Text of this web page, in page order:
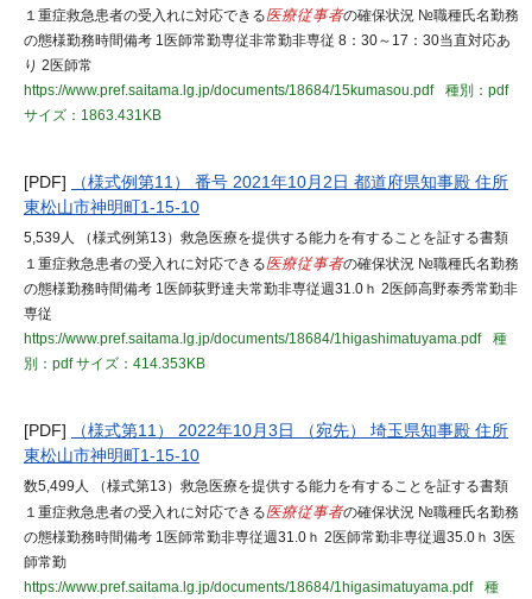
１重症救急患者の受入れに対応できる医療従事者の確保状況 №職種氏名勤務
の態様勤務時間備考 1医師常勤専従非常勤非専従 8：30～17：30当直対応あ
り 2医師常
https://www.pref.saitama.lg.jp/documents/18684/15kumasou.pdf
種別：pdf
サイズ：1863.431KB
[PDF]
（様式例第11） 番号 2021年10月2日 都道府県知事殿 住所
東松山市神明町1-15-10
5,539人 （様式例第13）救急医療を提供する能力を有することを証する書類
１重症救急患者の受入れに対応できる医療従事者の確保状況 №職種氏名勤務
の態様勤務時間備考 1医師荻野達夫常勤非専従週31.0ｈ 2医師高野泰秀常勤非
専従
https://www.pref.saitama.lg.jp/documents/18684/1higashimatuyama.pdf
種
別：pdfサイズ：414.353KB
[PDF]
（様式第11） 2022年10月3日 （宛先） 埼玉県知事殿 住所
東松山市神明町1-15-10
数5,499人 （様式第13）救急医療を提供する能力を有することを証する書類
１重症救急患者の受入れに対応できる医療従事者の確保状況 №職種氏名勤務
の態様勤務時間備考 1医師常勤非専従週31.0ｈ 2医師常勤非専従週35.0ｈ 3医
師常勤
https://www.pref.saitama.lg.jp/documents/18684/1higasimatuyama.pdf
種